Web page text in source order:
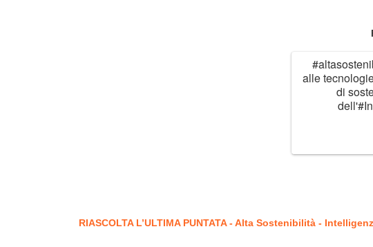
alle
di
dell'
RIASCOLTA L’ULTIMA PUNTATA - Alta Sostenibilità -